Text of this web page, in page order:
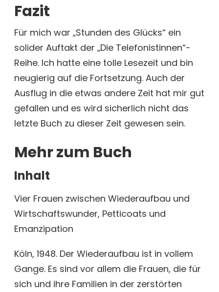
Fazit
Für mich war „Stunden des Glücks“ ein
solider Auftakt der „Die Telefonistinnen“-
Reihe. Ich hatte eine tolle Lesezeit und bin
neugierig auf die Fortsetzung. Auch der
Ausflug in die etwas andere Zeit hat mir gut
gefallen und es wird sicherlich nicht das
letzte Buch zu dieser Zeit gewesen sein.
Mehr zum Buch
Inhalt
Vier Frauen zwischen Wiederaufbau und
Wirtschaftswunder, Petticoats und
Emanzipation
Köln, 1948. Der Wiederaufbau ist in vollem
Gange. Es sind vor allem die Frauen, die für
sich und ihre Familien in der zerstörten